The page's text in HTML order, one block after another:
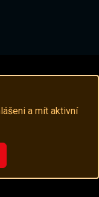
a mít aktivní